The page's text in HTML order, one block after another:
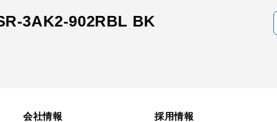
3AK2-902RBL BK
会社情報 採用情報